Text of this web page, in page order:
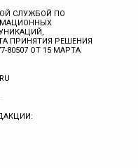
СЛУЖБОЙ ПО
ПРИНЯТИЯ РЕШЕНИЯ
80507 ОТ 15 МАРТА